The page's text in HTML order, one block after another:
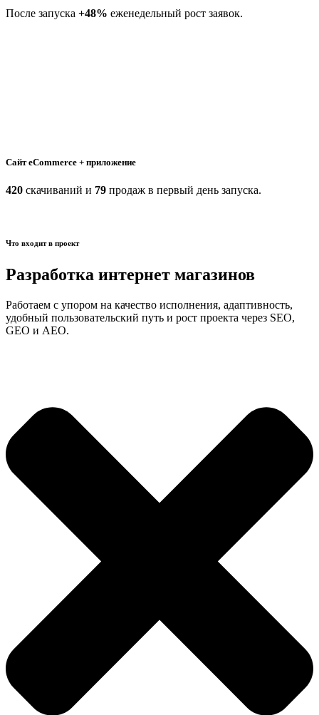
После запуска +48% еженедельный рост заявок.
Сайт eCommerce + приложение
420 скачиваний и 79 продаж в первый день запуска.
Что входит в проект
Разработка интернет магазинов
Работаем с упором на качество исполнения, адаптивность,
удобный пользовательский путь и рост проекта через SEO,
GEO и AEO.